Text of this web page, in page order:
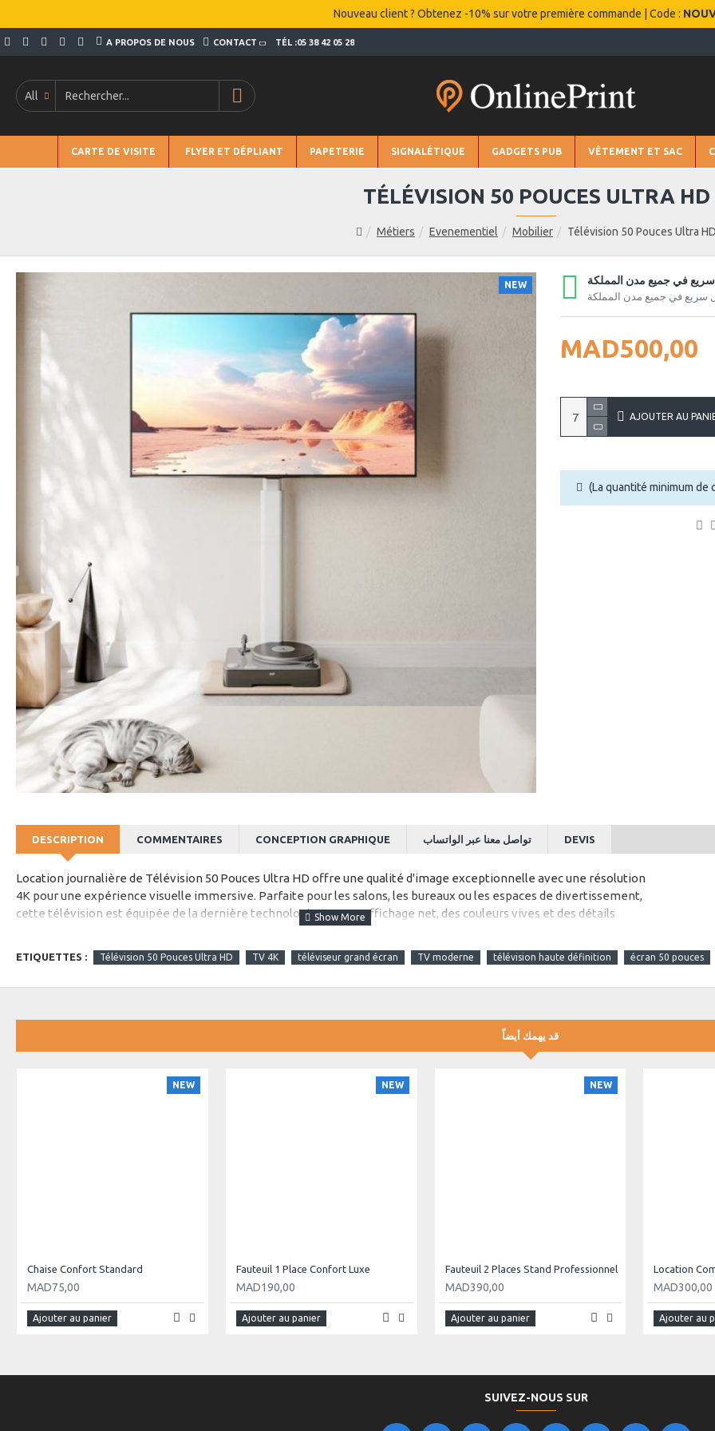
Nouveau client ? Obtenez -10% sur votre première commande | Code :
A PROPOS DE NOUS CONTACT TÉL :05 38 42 05 28
All
CARTE DE VISITE FLYER ET DÉPLIANT PAPETERIE SIGNALÉTIQUE GADGETS PUB VÊTEMENT ET SAC
Métiers Evenementiel Mobilier Télévision 50 Pouces Ultra HD
TÉLÉVISION 50 POUCES ULTRA HD
NEW في جميع مدن المملكة
سريع في جميع مدن المملكة
MAD500,00
AJOUTER AU
(La quantité minimum de
DESCRIPTION COMMENTAIRES CONCEPTION GRAPHIQUE تواصل معنا عبر الواتساب DEVIS
Location journalière de Télévision 50 Pouces Ultra HD offre une qualité d'image exceptionnelle avec une résolution
4K pour une expérience visuelle immersive. Parfaite pour les salons, les bureaux ou les espaces de divertissement,
cette télévision est équipée de la dernière technologie pour un affichage net, des couleurs vives et des détails
d'une connectivité sans faille avec des ports HDMI, USB et Wi-Fi. Pour plus d'informations ou obtenir un devis
personnalisé, contactez-nous !
ETIQUETTES : Télévision 50 Pouces Ultra HD TV 4K téléviseur grand écran TV moderne télévision haute définition écran 50 pouces
قد يهمك أيضاً
NEW
Chaise Confort Standard
MAD75,00
Ajouter au panier
NEW
Fauteuil 1 Place Confort Luxe
MAD190,00
Ajouter au panier
NEW
Fauteuil 2 Places Stand Professionnel
MAD390,00
Ajouter au panier
Location
MAD300,00
Ajouter au
SUIVEZ-NOUS SUR